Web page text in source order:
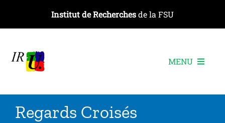
contenu
Institut de Recherchesde la FSU
MENU
Les recherches
Regards Croisés